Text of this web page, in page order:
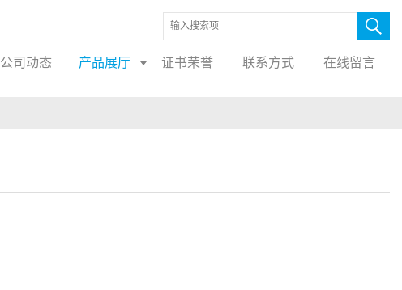
公司动态 产品展厅 证书荣誉 联系方式 在线留言